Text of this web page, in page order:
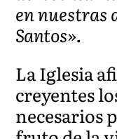
en nuestras
Santos».
La Iglesia
creyentes
necesarios